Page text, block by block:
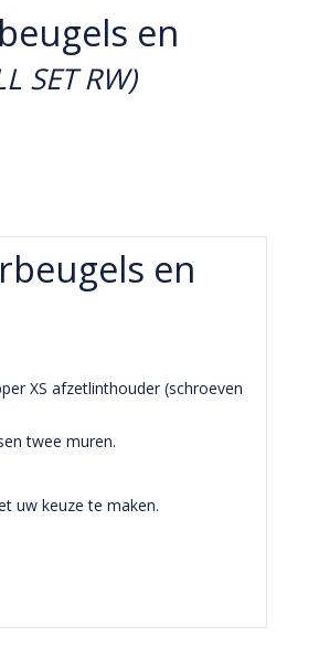
en
SET RW)
en
XS afzetlinthouder (schroeven
twee muren.
uw keuze te maken.